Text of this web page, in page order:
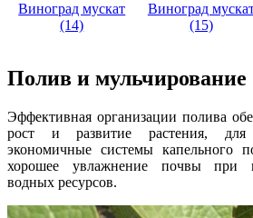
Виноград мускат
(14)
Виноград
(15)
Полив и мульчирование
Эффективная организации полива
рост и развитие растения, для
экономичные системы капельного
хорошее увлажнение почвы при
водных ресурсов.